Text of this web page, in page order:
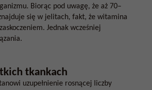
Biorąc pod uwagę, że aż 70–
się w jelitach, fakt, że witamina
Jednak wcześniej
tkankach
uzupełnienie rosnącej liczby